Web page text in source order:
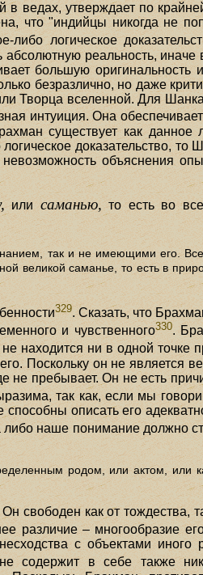
в ведах, утверждает по
что "индийцы никогда не
логическое
реальность,
большую оригинальность
безразлично, но даже
Творца вселенной. Для
интуиция. Она обеспечивает
существует как данное
доказательство, то
объяснения
или саманью, то есть во
так и не имеющими его. Все
великой саманье, то есть в
329. Сказать, что
и чувственного330.
находится ни в одной точке
Поскольку он не является
не пребывает. Он не есть
так как, если мы
описать его
либо наше понимание должно
родом, или актом, или
свободен как от тождества,
различие – многообразие
с объектами иного
содержит в себе также